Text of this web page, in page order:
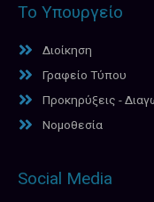
Το Υπουργείο
Διοίκηση
Γραφείο Τύπου
Προκηρύξεις -
Νομοθεσία
Social Media